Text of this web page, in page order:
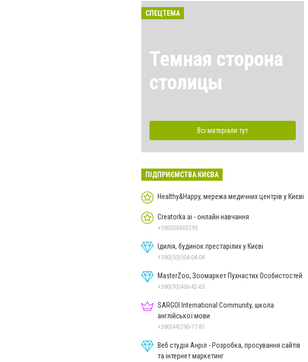
СПЕЦТЕМА
Темная сторона
столицы
Всі матеріали тут
ПІДПРИЄМСТВА КИЄВА
Healthy&Happy, мережа медичних центрів у Києві
Creatorka.ai - онлайн навчання
+380503603295
Ідилія, будинок престарілих у Києві
+380(50)504-04-04
MasterZoo, Зоомаркет Пухнастих Особистостей
+380(93)406-42-65
SARGOI International Community, школа
англійської мови
+380(44)290-77-81
Веб студія Анріл - Розробка, просування сайтів
та інтернет маркетинг